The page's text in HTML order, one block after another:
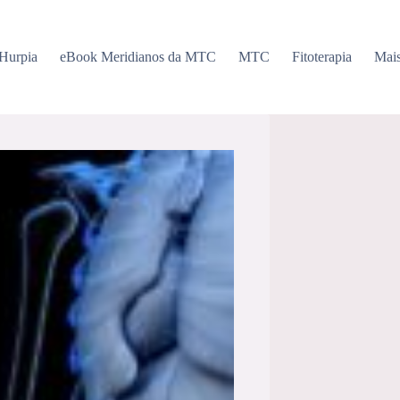
eBook Meridianos da MTC MTC Fitoterapia